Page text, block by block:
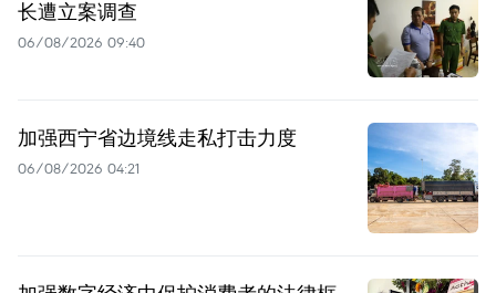
长遭立案调查
06/08/2026 09:40
加强西宁省边境线走私打击力度
06/08/2026 04:21